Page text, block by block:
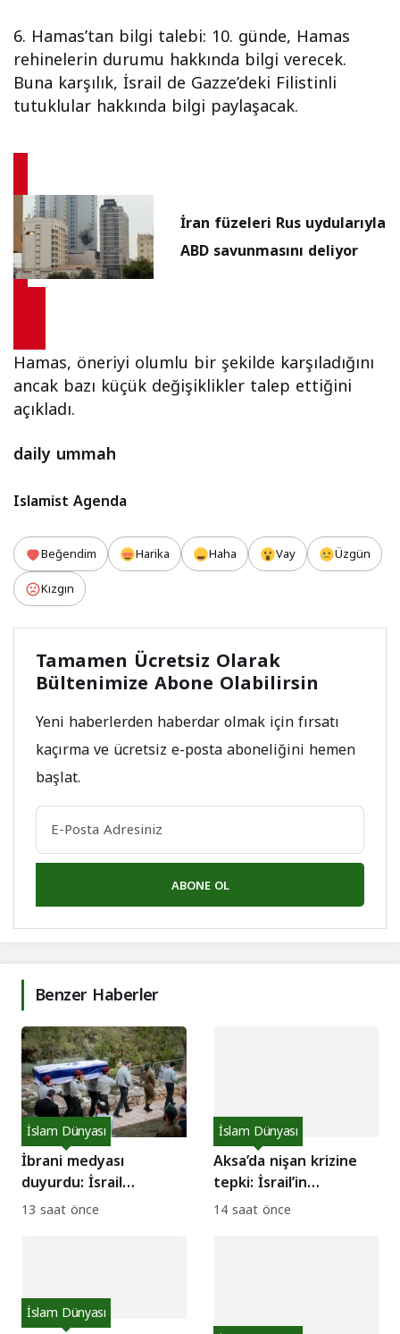
6.⁠ ⁠Hamas’tan bilgi talebi: 10. günde, Hamas
rehinelerin durumu hakkında bilgi verecek.
Buna karşılık, İsrail de Gazze’deki Filistinli
tutuklular hakkında bilgi paylaşacak.
İran füzeleri Rus uydularıyla
ABD savunmasını deliyor
Hamas, öneriyi olumlu bir şekilde karşıladığını
ancak bazı küçük değişiklikler talep ettiğini
açıkladı.
daily ummah
Islamist Agenda
Beğendim Harika Haha Vay
Üzgün
Kızgın
Tamamen Ücretsiz Olarak
Bültenimize Abone Olabilirsin
Yeni haberlerden haberdar olmak için fırsatı
kaçırma ve ücretsiz e-posta aboneliğini hemen
başlat.
ABONE OL
Benzer Haberler
İbrani medyası
duyurdu: İsrail
ordusunda bu hafta 3
İslam Dünyası
13 saat önce
Aksa’da nişan krizine
tepki: İsrail’in
egemenlik dayatması
İslam Dünyası
14 saat önce
İslam Dünyası